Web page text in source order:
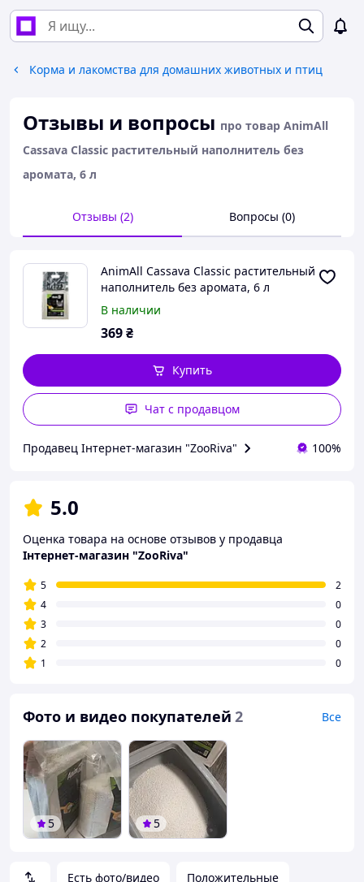
Корма и лакомства для домашних животных и птиц
Отзывы и вопросы про товар AnimAll
Cassava Classic растительный наполнитель без
аромата, 6 л
Отзывы (2) Вопросы (0)
Есть фото/видео Положительные
AnimAll Cassava Classic растительный
наполнитель без аромата, 6 л
В наличии
369₴
Купить
Чат с продавцом
Продавец Інтернет-магазин "ZooRiva" 100%
5.0
Оценка товара на основе отзывов у продавца
Інтернет-магазин "ZooRiva"
5
2
4
0
3
0
2
0
1
0
Фото и видео покупателей 2 Все
5 5